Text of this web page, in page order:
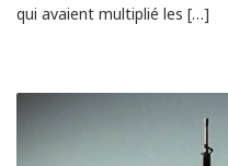
qui avaient multiplié les […]